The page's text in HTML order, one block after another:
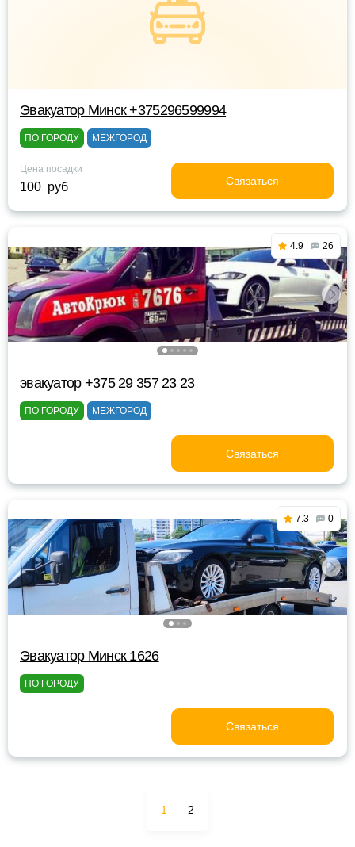
Эвакуатор Минск +375296599994
ПО ГОРОДУ МЕЖГОРОД
Цена посадки
100 руб Связаться
4.9 26
эвакуатор +375 29 357 23 23
ПО ГОРОДУ МЕЖГОРОД
Связаться
7.3 0
Эвакуатор Минск 1626
ПО ГОРОДУ
Связаться
1 2